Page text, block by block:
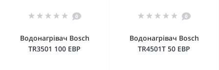
0
Водонагрівач Bosch
TR3501 100 EBP
0
Водонагрівач Bosch
TR4501T 50 EBP